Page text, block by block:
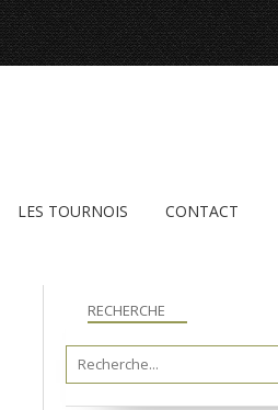
LES TOURNOIS CONTACT
RECHERCHE